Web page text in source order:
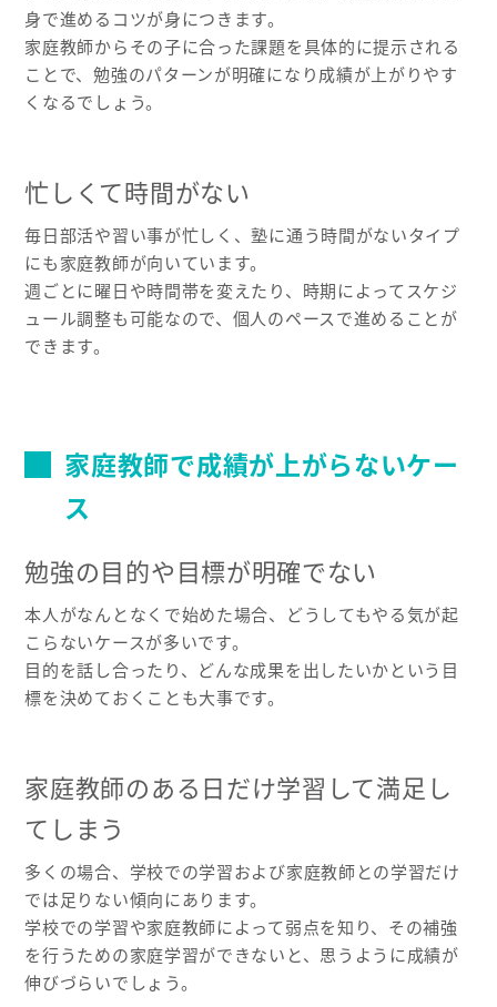
身で進めるコツが身につきます。
家庭教師からその子に合った課題を具体的に提示される
ことで、勉強のパターンが明確になり成績が上がりやす
くなるでしょう。
忙しくて時間がない
毎日部活や習い事が忙しく、塾に通う時間がないタイプ
にも家庭教師が向いています。
週ごとに曜日や時間帯を変えたり、時期によってスケジ
ュール調整も可能なので、個人のペースで進めることが
できます。
家庭教師で成績が上がらないケー
ス
勉強の目的や目標が明確でない
本人がなんとなくで始めた場合、どうしてもやる気が起
こらないケースが多いです。
目的を話し合ったり、どんな成果を出したいかという目
標を決めておくことも大事です。
家庭教師のある日だけ学習して満足し
てしまう
多くの場合、学校での学習および家庭教師との学習だけ
では足りない傾向にあります。
学校での学習や家庭教師によって弱点を知り、その補強
を行うための家庭学習ができないと、思うように成績が
伸びづらいでしょう。